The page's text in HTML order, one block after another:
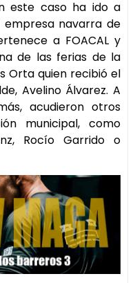
este caso ha ido a
empresa navarra de
a FOACAL y
de las ferias de la
Orta quien recibió el
Avelino Álvarez. A
acudieron otros
municipal, como
Rocío Garrido o